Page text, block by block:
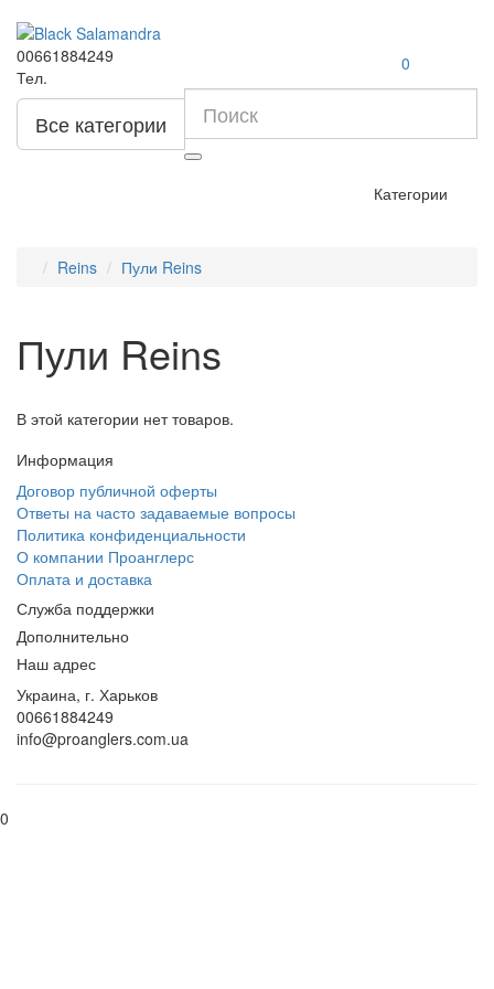
00661884249
Тел.
0
Все категории
Категории
Reins Пули Reins
Пули Reins
В этой категории нет товаров.
Информация
Договор публичной оферты
Ответы на часто задаваемые вопросы
Политика конфиденциальности
О компании Проанглерс
Оплата и доставка
Служба поддержки
Дополнительно
Наш адрес
Украина, г. Харьков
00661884249
info@proanglers.com.ua
0